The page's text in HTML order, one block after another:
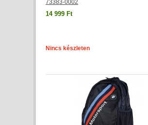
73383-0002
14 999 Ft
Nincs készleten